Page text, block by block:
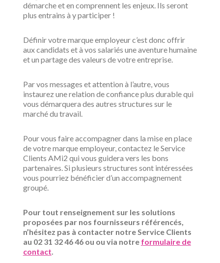
démarche et en comprennent les enjeux. Ils seront
plus entrains à y participer !
Définir votre marque employeur c’est donc offrir
aux candidats et à vos salariés une aventure humaine
et un partage des valeurs de votre entreprise.
Par vos messages et attention à l’autre, vous
instaurez une relation de confiance plus durable qui
vous démarquera des autres structures sur le
marché du travail.
Pour vous faire accompagner dans la mise en place
de votre marque employeur, contactez le Service
Clients AMi2 qui vous guidera vers les bons
partenaires. Si plusieurs structures sont intéressées
vous pourriez bénéficier d’un accompagnement
groupé.
Pour tout renseignement sur les solutions
proposées par nos fournisseurs référencés,
n’hésitez pas à contacter notre Service Clients
au 02 31 32 46 46 ou ou via notre formulaire de
contact.